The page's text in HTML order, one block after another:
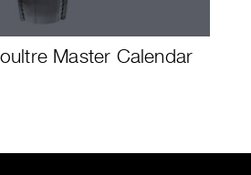
Master Calendar